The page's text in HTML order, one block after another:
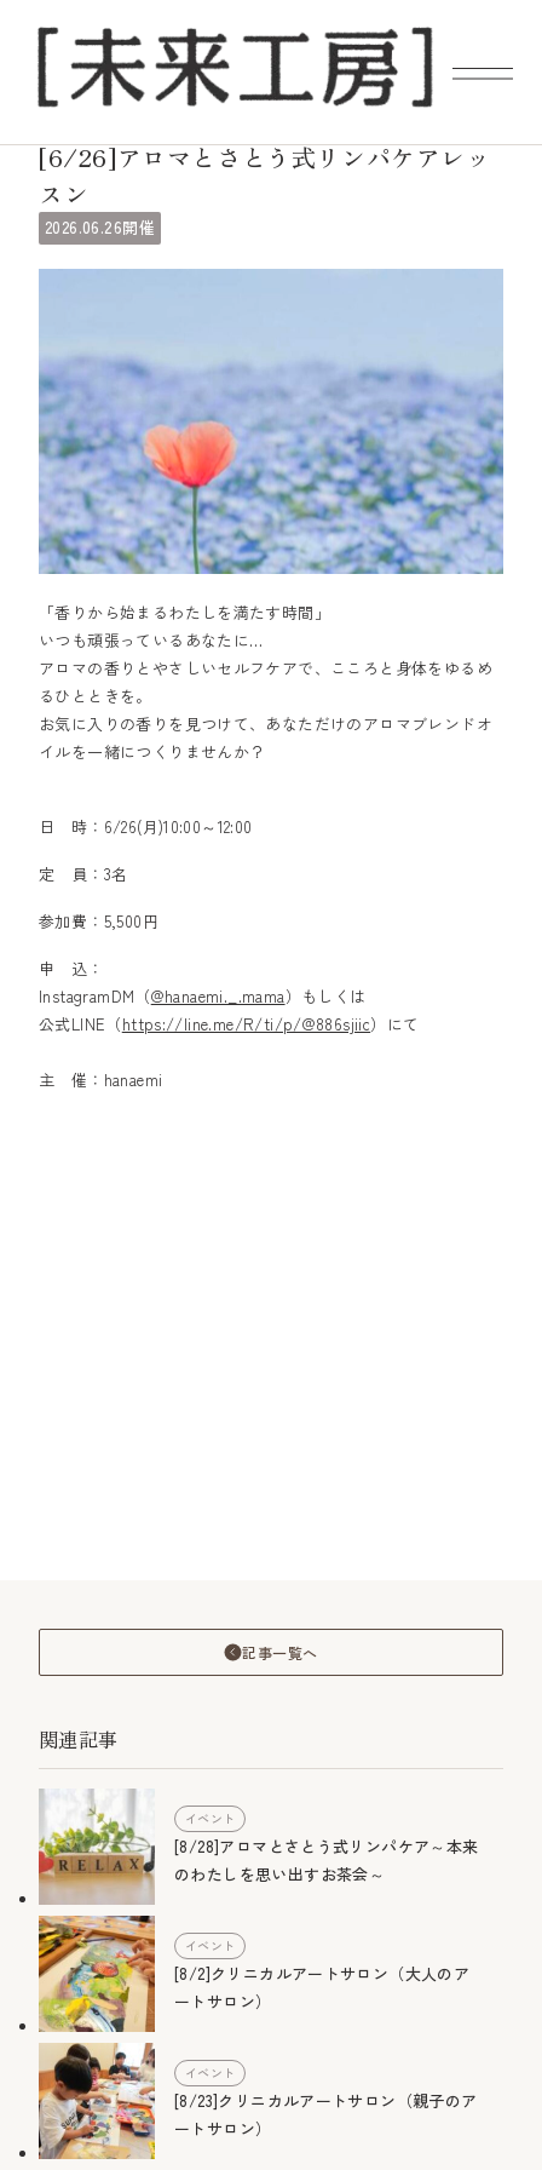
[6/26]アロマとさとう式リンパケアレッ
スン
2026.06.26開催
「香りから始まるわたしを満たす時間」
いつも頑張っているあなたに…
アロマの香りとやさしいセルフケアで、こころと身体をゆるめ
るひとときを。
お気に入りの香りを見つけて、あなただけのアロマブレンドオ
イルを一緒につくりませんか？
日 時：6/26(月)10:00～12:00
定 員：3名
参加費：5,500円
申 込：
InstagramDM（@hanaemi._.mama）もしくは
公式LINE（https://line.me/R/ti/p/@886sjiic）にて
主 催：hanaemi
記事一覧へ
関連記事
イベント
[8/28]アロマとさとう式リンパケア～本来
のわたしを思い出すお茶会～
イベント
[8/2]クリニカルアートサロン（大人のア
ートサロン）
イベント
[8/23]クリニカルアートサロン（親子のア
ートサロン）